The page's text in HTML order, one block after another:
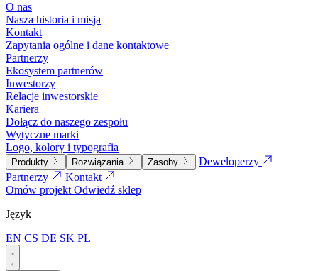
O nas
Nasza historia i misja
Kontakt
Zapytania ogólne i dane kontaktowe
Partnerzy
Ekosystem partnerów
Inwestorzy
Relacje inwestorskie
Kariera
Dołącz do naszego zespołu
Wytyczne marki
Logo, kolory i typografia
Produkty Rozwiązania Zasoby
Deweloperzy
Partnerzy
Kontakt
Omów projektOdwiedź sklep
Język
EN CS DE SK PL